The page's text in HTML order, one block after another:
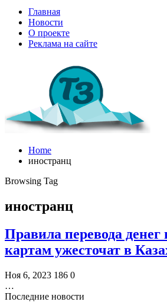
Главная
Новости
О проекте
Реклама на сайте
Home
иностранц
Browsing Tag
иностранц
Правила перевода
картам ужесточат в
Ноя 6, 2023 186 0
…
Последние новости